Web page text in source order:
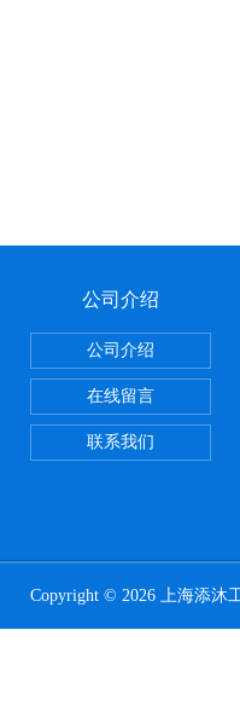
公司介绍
公司介绍
在线留言
联系我们
Copyright © 2026 上海添沐